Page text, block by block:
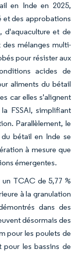
en Inde en 2025,
et des approbations
d'aquaculture et de
mélanges multi-
pour résister aux
acides de
aliments du bétail
car elles s'alignent
FSSAI, simplifiant
Parallèlement, le
bétail en Inde se
à mesure que
émergentes.
TCAC de 5,77 %
à la granulation
dans des
désormais des
pour les poulets de
les bassins de